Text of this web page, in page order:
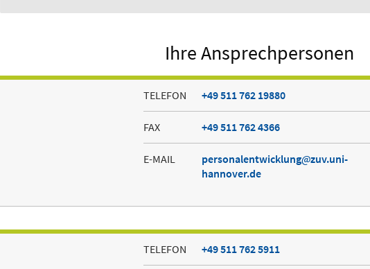
Ihre Ansprechpersonen
TELEFON +49 511 762 19880
FAX +49 511 762 4366
E-MAIL personalentwicklung
zuv.uni-
hannover.de
TELEFON +49 511 762 5911